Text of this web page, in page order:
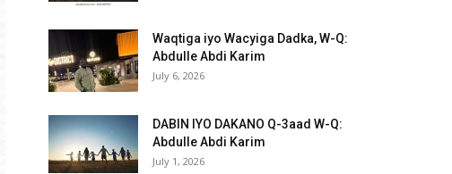
Waqtiga iyo Wacyiga Dadka, W-Q:
Abdulle Abdi Karim
July 6, 2026
DABIN IYO DAKANO Q-3aad W-Q:
Abdulle Abdi Karim
July 1, 2026